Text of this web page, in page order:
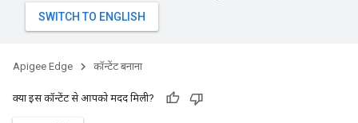
Apigee Edge कॉन्टेंट बनाना
क्या इस कॉन्टेंट से आपको मदद मिली?